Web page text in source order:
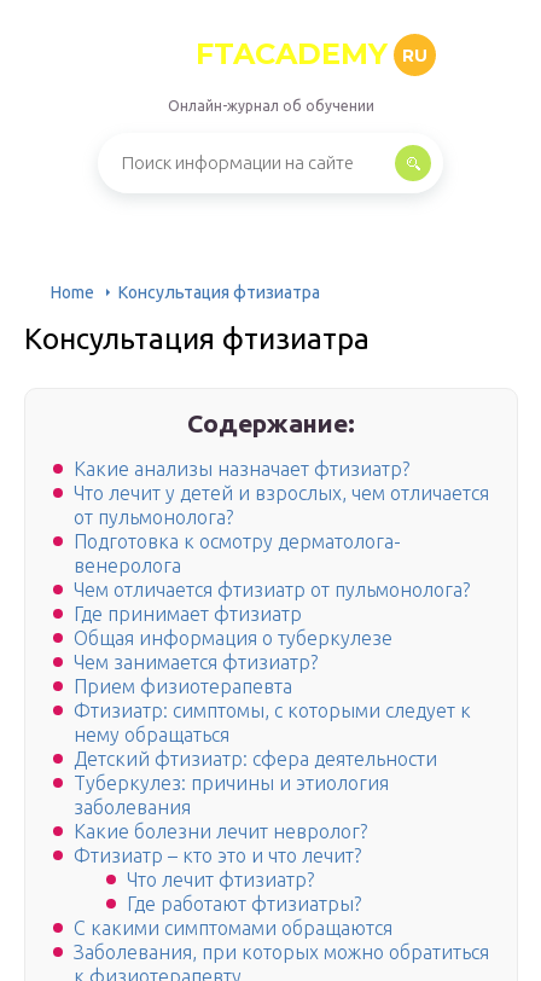
FTACADEMY RU
Онлайн-журнал об обучении
Home Консультация фтизиатра
Консультация фтизиатра
Содержание:
Какие анализы назначает фтизиатр?
Что лечит у детей и взрослых, чем отличается
от пульмонолога?
Подготовка к осмотру дерматолога-
венеролога
Чем отличается фтизиатр от пульмонолога?
Где принимает фтизиатр
Общая информация о туберкулезе
Чем занимается фтизиатр?
Прием физиотерапевта
Фтизиатр: симптомы, с которыми следует к
нему обращаться
Детский фтизиатр: сфера деятельности
Туберкулез: причины и этиология
заболевания
Какие болезни лечит невролог?
Фтизиатр – кто это и что лечит?
Что лечит фтизиатр?
Где работают фтизиатры?
С какими симптомами обращаются
Заболевания, при которых можно обратиться
к физиотерапевту